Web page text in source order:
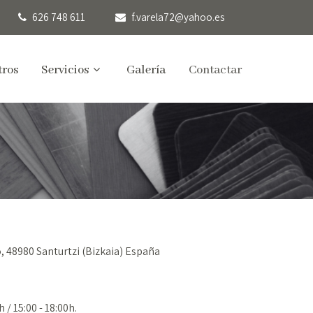
626 748 611 f.varela72@yahoo.es
Servicios Galería Contactar
Santurtzi (Bizkaia) España
/ 15:00 - 18:00h.